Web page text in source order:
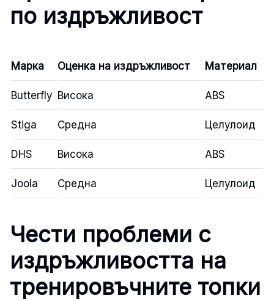
по издръжливост
Марка Оценка на издръжливост Материал
Butterfly Висока ABS
Stiga Средна Целулоид
DHS Висока ABS
Joola Средна Целулоид
Чести проблеми с
издръжливостта на
тренировъчните топки